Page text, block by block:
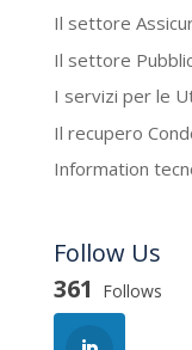
Il settore
Il settore
I servizi per le
Il recupero
Information
Follow Us
361
Follows